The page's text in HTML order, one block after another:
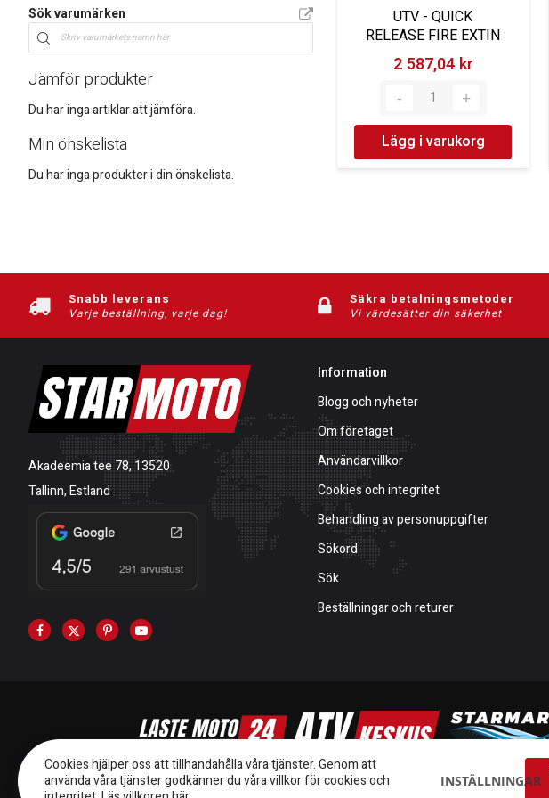
UTV - QUICK
RELEASE FIRE EXTIN
2 587,04 kr‎
Lägg i varukorg
Sök varumärken
Jämför produkter
Du har inga artiklar att jämföra.
Min önskelista
Du har inga produkter i din önskelista.
Snabb leverans
Varje beställning, varje dag!
Säkra betalningsmetoder
Vi värdesätter din säkerhet
Akadeemia tee 78, 13520
Tallinn, Estland
Information
Blogg och nyheter
Om företaget
Användarvillkor
Cookies och integritet
Behandling av personuppgifter
Sökord
Sök
Beställningar och returer
Cookies hjälper oss att tillhandahålla våra tjänster. Genom att
använda våra tjänster godkänner du våra villkor för cookies och
INSTÄLLNINGAR